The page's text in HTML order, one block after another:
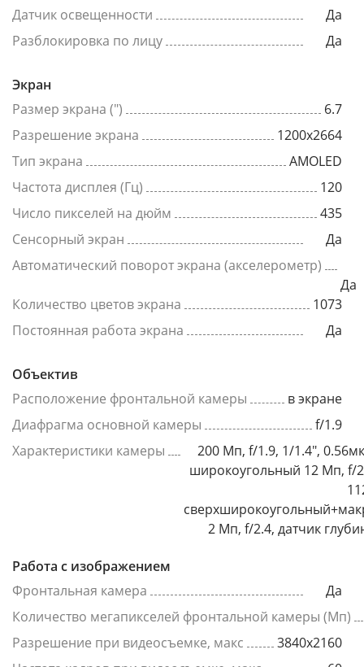
Датчик освещенности
Да
Разблокировка по лицу
Да
Экран
Размер экрана (")
6.7
Разрешение экрана
1200x2664
Тип экрана
AMOLED
Частота дисплея (Гц)
120
Число пикселей на дюйм
435
Сенсорный экран
Да
Автоматический поворот экрана (акселерометр)
Да
Количество цветов экрана
1073
Постоянная работа экрана
Да
Объектив
Расположение фронтальной камеры
в экране
Диафрагма основной камеры
f/1.9
Характеристики камеры
200 Мп, f/1.9, 1/1.4",
широкоугольный 12 Мп, f/
2 Мп, f/2.4, датчик
Работа с изображением
Фронтальная камера
Да
Количество мегапикселей фронтальной камеры (Мп)
Разрешение при видеосъемке, макс
3840x2160